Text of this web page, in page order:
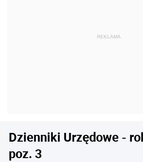
Dzienniki Urzędowe -
poz. 3